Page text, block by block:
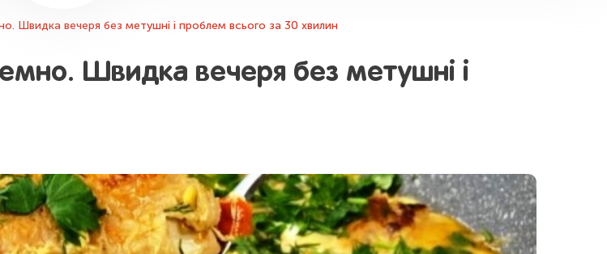
Швидка вечеря без метушні і проблем всього за 30 хвилин
Швидка вечеря без метушні і